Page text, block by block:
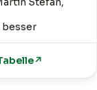
besser
↗